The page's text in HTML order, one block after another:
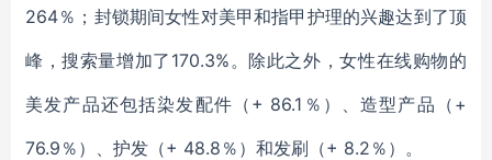
264％；封锁期间女性对美甲和指甲护理的兴趣达到了顶
峰，搜索量增加了170.3%。除此之外，女性在线购物的
美发产品还包括染发配件（+ 86.1％）、造型产品（+
76.9％）、护发（+ 48.8％）和发刷（+ 8.2％）。